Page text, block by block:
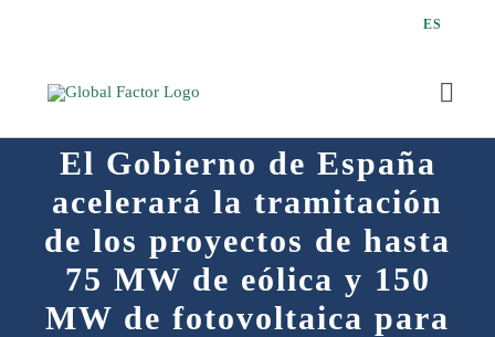
ES
El Gobierno de España
acelerará la tramitación
de los proyectos de hasta
75 MW de eólica y 150
MW de fotovoltaica para